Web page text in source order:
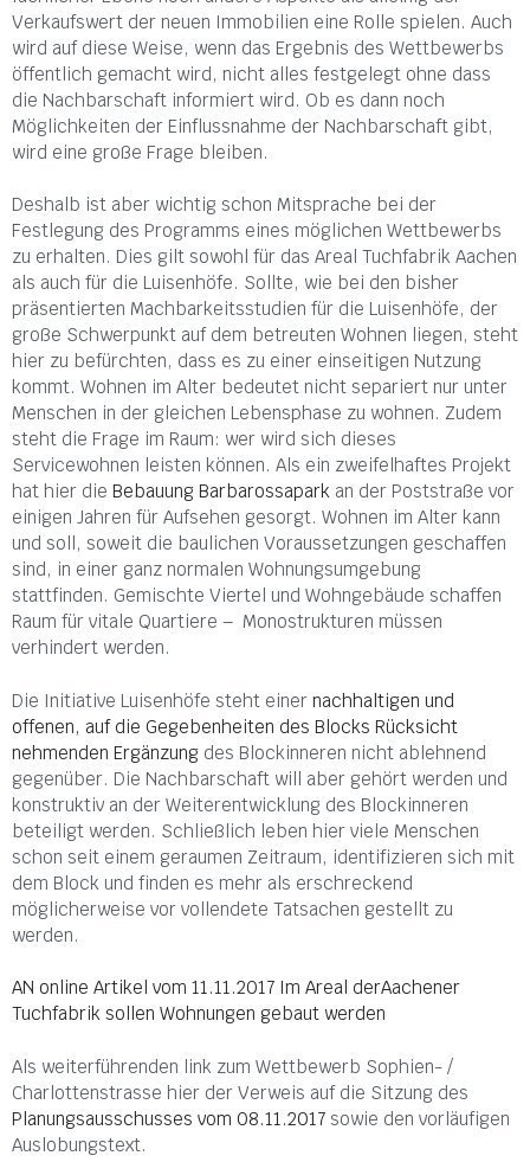
Verkaufswert der neuen Immobilien eine Rolle spielen. Auch
wird auf diese Weise, wenn das Ergebnis des Wettbewerbs
öffentlich gemacht wird, nicht alles festgelegt ohne dass
die Nachbarschaft informiert wird. Ob es dann noch
Möglichkeiten der Einflussnahme der Nachbarschaft gibt,
wird eine große Frage bleiben.
Deshalb ist aber wichtig schon Mitsprache bei der
Festlegung des Programms eines möglichen Wettbewerbs
zu erhalten. Dies gilt sowohl für das Areal Tuchfabrik Aachen
als auch für die Luisenhöfe. Sollte, wie bei den bisher
präsentierten Machbarkeitsstudien für die Luisenhöfe, der
große Schwerpunkt auf dem betreuten Wohnen liegen, steht
hier zu befürchten, dass es zu einer einseitigen Nutzung
kommt. Wohnen im Alter bedeutet nicht separiert nur unter
Menschen in der gleichen Lebensphase zu wohnen. Zudem
steht die Frage im Raum: wer wird sich dieses
Servicewohnen leisten können. Als ein zweifelhaftes Projekt
hat hier die Bebauung Barbarossapark an der Poststraße vor
einigen Jahren für Aufsehen gesorgt. Wohnen im Alter kann
und soll, soweit die baulichen Voraussetzungen geschaffen
sind, in einer ganz normalen Wohnungsumgebung
stattfinden. Gemischte Viertel und Wohngebäude schaffen
Raum für vitale Quartiere – Monostrukturen müssen
verhindert werden.
Die Initiative Luisenhöfe steht einer nachhaltigen und
offenen, auf die Gegebenheiten des Blocks Rücksicht
nehmenden Ergänzung des Blockinneren nicht ablehnend
gegenüber. Die Nachbarschaft will aber gehört werden und
konstruktiv an der Weiterentwicklung des Blockinneren
beteiligt werden. Schließlich leben hier viele Menschen
schon seit einem geraumen Zeitraum, identifizieren sich mit
dem Block und finden es mehr als erschreckend
möglicherweise vor vollendete Tatsachen gestellt zu
werden.
AN online Artikel vom 11.11.2017 Im Areal derAachener
Tuchfabrik sollen Wohnungen gebaut werden
Als weiterführenden link zum Wettbewerb Sophien- /
Charlottenstrasse hier der Verweis auf die Sitzung des
Planungsausschusses vom 08.11.2017 sowie den vorläufigen
Auslobungstext.